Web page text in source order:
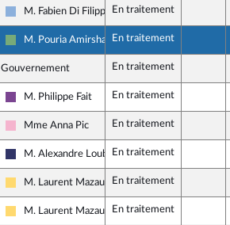
Droite Républicaine
M. Fabien Di Filippo En traitement
Écologiste et Social
M. Pouria AmirshahiEn traitement
Gouvernement En traitement
Ensemble pour la République
M. Philippe Fait En traitement
Socialistes et apparentés
Mme Anna Pic En traitement
Rassemblement National
M. Alexandre LoubetEn traitement
Libertés, Indépendants, Outre-mer et Territoires
M. Laurent MazauryEn traitement
Libertés, Indépendants, Outre-mer et Territoires
M. Laurent MazauryEn traitement